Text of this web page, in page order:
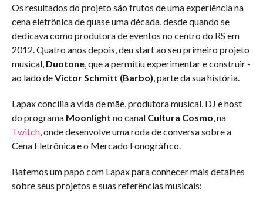
Os resultados do projeto são frutos de uma experiência na
cena eletrônica de quase uma década, desde quando se
dedicava como produtora de eventos no centro do RS em
2012. Quatro anos depois, deu start ao seu primeiro projeto
musical, Duotone, que a permitiu experimentar e construir -
ao lado deVictor Schmitt (Barbo), parte da sua história.
Lapax concilia a vida de mãe, produtora musical, DJ e host
do programa Moonlight no canal Cultura Cosmo, na
Twitch, onde desenvolve uma roda de conversa sobre a
Cena Eletrônica e o Mercado Fonográfico.
Batemos um papo com Lapax para conhecer mais detalhes
sobre seus projetos e suas referências musicais: